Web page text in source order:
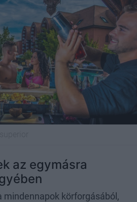
az egymásra
mindennapok körforgásából,